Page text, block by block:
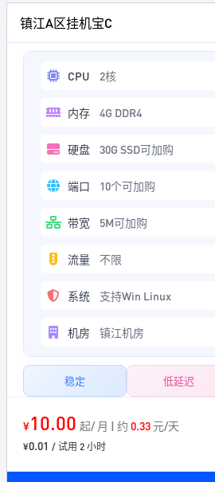
镇江A区挂机宝C
CPU 2核
内存 4G DDR4
硬盘 30G SSD可加购
端口 10个可加购
带宽 5M可加购
流量 不限
系统 支持Win Linux
机房 镇江机房
稳定 低延迟
¥10.00 起/ 月 | 约 0.33元/天
¥0.01 / 试用 2 小时